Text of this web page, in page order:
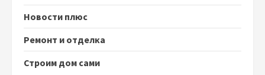
Новости плюс
Ремонт и отделка
Строим дом сами